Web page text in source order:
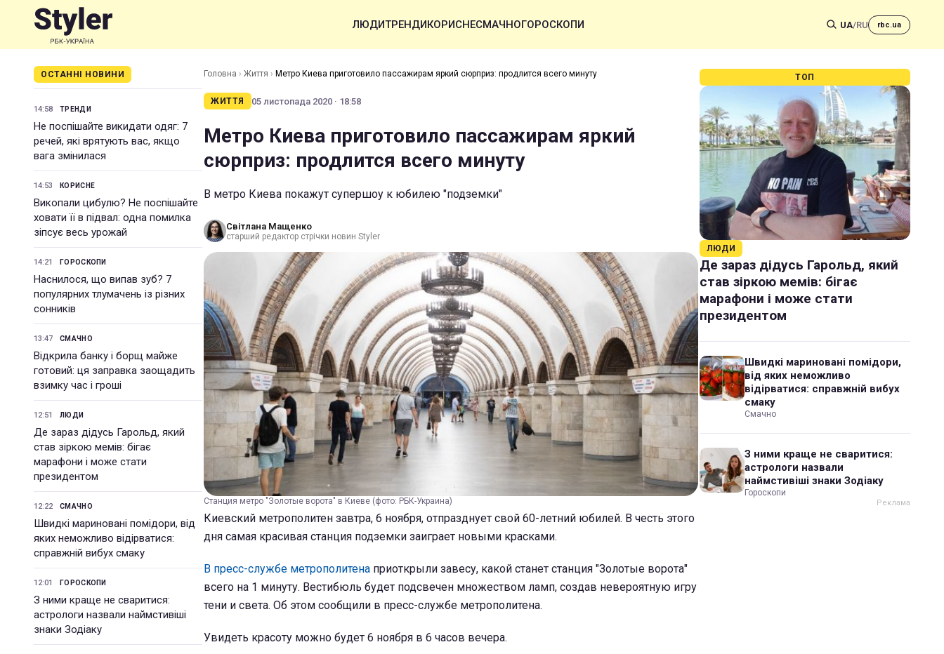
ЛЮДИТРЕНДИКОРИСНЕСМАЧНОГОРОСКОПИ UA/RU rbc.ua
ОСТАННІ НОВИНИ
14:58 ТРЕНДИ
Не поспішайте викидати одяг: 7
речей, які врятують вас, якщо
вага змінилася
14:53 КОРИСНЕ
Викопали цибулю? Не поспішайте
ховати її в підвал: одна помилка
зіпсує весь урожай
14:21 ГОРОСКОПИ
Наснилося, що випав зуб? 7
популярних тлумачень із різних
сонників
13:47 СМАЧНО
Відкрила банку і борщ майже
готовий: ця заправка заощадить
взимку час і гроші
12:51 ЛЮДИ
Де зараз дідусь Гарольд, який
став зіркою мемів: бігає
марафони і може стати
президентом
12:22 СМАЧНО
Швидкі мариновані помідори, від
яких неможливо відірватися:
справжній вибух смаку
12:01 ГОРОСКОПИ
З ними краще не сваритися:
астрологи назвали наймстивіші
знаки Зодіаку
Головна › Життя › Метро Киева приготовило пассажирам яркий сюрприз: продлится всего минуту
ЖИТТЯ 05 листопада 2020 · 18:58
Метро Киева приготовило пассажирам яркий
сюрприз: продлится всего минуту
В метро Киева покажут супершоу к юбилею "подземки"
Світлана Мащенко
старший редактор стрічки новин Styler
Станция метро "Золотые ворота" в Киеве (фото: РБК-Украина)
Киевский метрополитен завтра, 6 ноября, отпразднует свой 60-летний юбилей. В честь этого
дня самая красивая станция подземки заиграет новыми красками.
В пресс-службе метрополитена приоткрыли завесу, какой станет станция "Золотые ворота"
всего на 1 минуту. Вестибюль будет подсвечен множеством ламп, создав невероятную игру
тени и света. Об этом сообщили в пресс-службе метрополитена.
Увидеть красоту можно будет 6 ноября в 6 часов вечера.
ТОП
ЛЮДИ
Де зараз дідусь Гарольд, який
став зіркою мемів: бігає
марафони і може стати
президентом
Швидкі мариновані помідори,
від яких неможливо
відірватися: справжній вибух
смаку
Смачно
З ними краще не сваритися:
астрологи назвали
наймстивіші знаки Зодіаку
Гороскопи